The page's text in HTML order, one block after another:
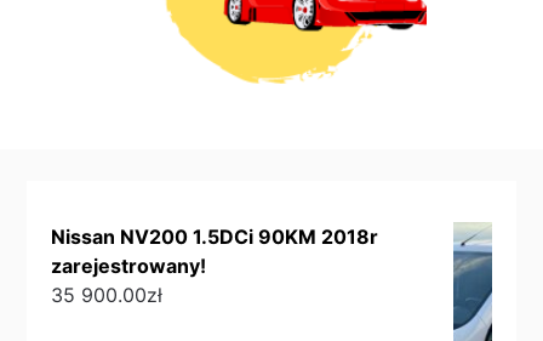
Nissan NV200 1.5DCi 90KM 2018r
zarejestrowany!
35 900.00zł